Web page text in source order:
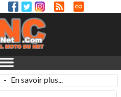
- En savoir plus...